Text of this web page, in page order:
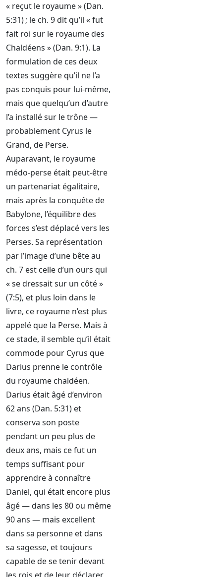
« reçut le royaume » (Dan.
5:31) ; le ch. 9 dit qu’il « fut
fait roi sur le royaume des
Chaldéens » (Dan. 9:1). La
formulation de ces deux
textes suggère qu’il ne l’a
pas conquis pour lui-même,
mais que quelqu’un d’autre
l’a installé sur le trône —
probablement Cyrus le
Grand, de Perse.
Auparavant, le royaume
médo-perse était peut-être
un partenariat égalitaire,
mais après la conquête de
Babylone, l’équilibre des
forces s’est déplacé vers les
Perses. Sa représentation
par l’image d’une bête au
ch. 7 est celle d’un ours qui
« se dressait sur un côté »
(7:5), et plus loin dans le
livre, ce royaume n’est plus
appelé que la Perse. Mais à
ce stade, il semble qu’il était
commode pour Cyrus que
Darius prenne le contrôle
du royaume chaldéen.
Darius était âgé d’environ
62 ans (Dan. 5:31) et
conserva son poste
pendant un peu plus de
deux ans, mais ce fut un
temps suffisant pour
apprendre à connaître
Daniel, qui était encore plus
âgé — dans les 80 ou même
90 ans — mais excellent
dans sa personne et dans
sa sagesse, et toujours
capable de se tenir devant